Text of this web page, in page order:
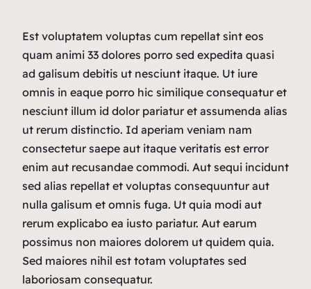
Est voluptatem voluptas cum repellat sint eos
quam animi 33 dolores porro sed expedita quasi
ad galisum debitis ut nesciunt itaque. Ut iure
omnis in eaque porro hic similique consequatur et
nesciunt illum id dolor pariatur et assumenda alias
ut rerum distinctio. Id aperiam veniam nam
consectetur saepe aut itaque veritatis est error
enim aut recusandae commodi. Aut sequi incidunt
sed alias repellat et voluptas consequuntur aut
nulla galisum et omnis fuga. Ut quia modi aut
rerum explicabo ea iusto pariatur. Aut earum
possimus non maiores dolorem ut quidem quia.
Sed maiores nihil est totam voluptates sed
laboriosam consequatur.